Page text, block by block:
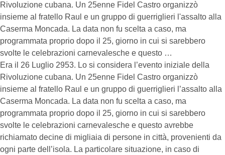
Rivoluzione cubana. Un 25enne Fidel Castro organizzò
insieme al fratello Raul e un gruppo di guerriglieri l'assalto alla
Caserma Moncada. La data non fu scelta a caso, ma
programmata proprio dopo il 25, giorno in cui si sarebbero
svolte le celebrazioni carnevalesche e questo …
Era il 26 Luglio 2953. Lo si considera l’evento iniziale della
Rivoluzione cubana. Un 25enne Fidel Castro organizzò
insieme al fratello Raul e un gruppo di guerriglieri l’assalto alla
Caserma Moncada. La data non fu scelta a caso, ma
programmata proprio dopo il 25, giorno in cui si sarebbero
svolte le celebrazioni carnevalesche e questo avrebbe
richiamato decine di migliaia di persone in città, provenienti da
ogni parte dell’isola. La particolare situazione, in caso di